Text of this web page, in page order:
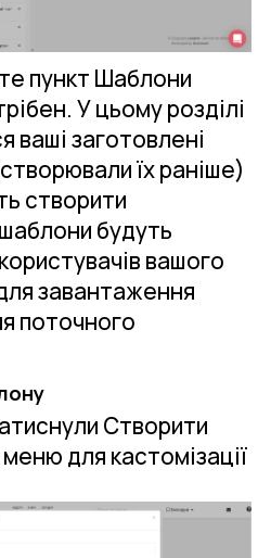
пункт Шаблони
У цьому розділі
ваші заготовлені
їх раніше)
створити
будуть
вашого
завантаження
поточного
Створити
для кастомізації